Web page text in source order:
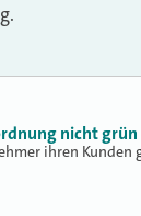
nicht grün
ihren